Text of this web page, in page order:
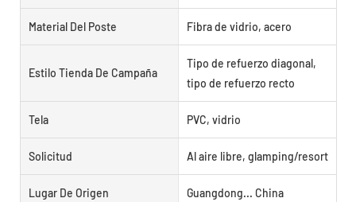
Material Del Poste Fibra de vidrio, acero
Estilo Tienda De Campaña
Tipo de refuerzo diagonal,
tipo de refuerzo recto
Tela PVC, vidrio
Solicitud Al aire libre, glamping/resort
Lugar De Origen Guangdong... China